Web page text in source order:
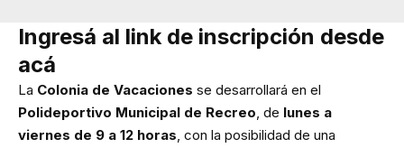
Ingresá al link de inscripción desde
acá
La Colonia de Vacaciones se desarrollará en el
Polideportivo Municipal de Recreo, de lunes a
viernes de 9 a 12 horas, con la posibilidad de una